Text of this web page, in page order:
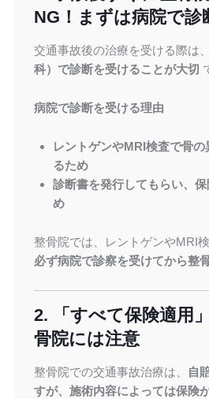
NG！まずは病院で診
交通事故後の治療を受ける際は、
科）で診断を受けることが大切
病院で診断を受ける理由
レントゲンやMRI検査で骨
るため
診断書を発行してもらい、
め
整骨院では、レントゲンやMRI
必ず病院で診察を受けてから整
2. 「すべて保険適用
骨院には注意
整骨院での交通事故治療は、
自
すが、施術内容によっては保険